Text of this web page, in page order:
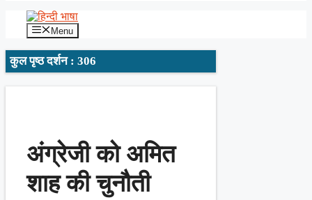
Menu
कुल पृष्ठ दर्शन : 306
अंग्रेजी को अमित
शाह की चुनौती